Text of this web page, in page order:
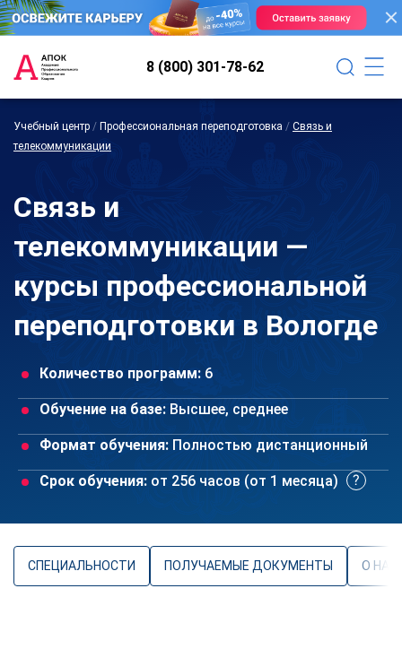
8 (800) 301-78-62
Учебный центр / Профессиональная переподготовка / Связь и
телекоммуникации
Связь и
телекоммуникации —
курсы профессиональной
переподготовки в Вологде
Количество программ: 6
Обучение на базе: Высшее, среднее
Формат обучения: Полностью дистанционный
Срок обучения: от 256 часов (от 1 месяца)
СПЕЦИАЛЬНОСТИ ПОЛУЧАЕМЫЕ ДОКУМЕНТЫ О